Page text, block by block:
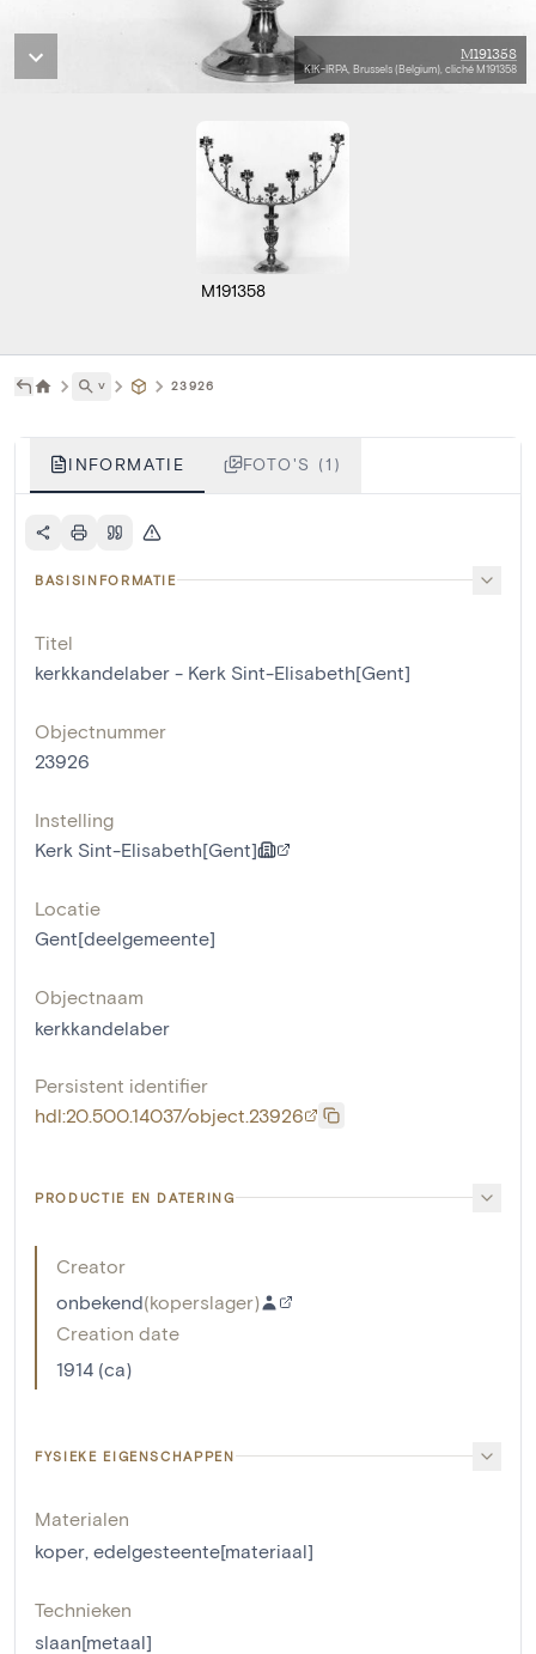
M191358
KIK-IRPA, Brussels (Belgium), cliché M191358
M191358
˅ 23926
INFORMATIE FOTO'S (1)
BASISINFORMATIE
Titel
kerkkandelaber - Kerk Sint-Elisabeth[Gent]
Objectnummer
23926
Instelling
Kerk Sint-Elisabeth[Gent]
Locatie
Gent[deelgemeente]
Objectnaam
kerkkandelaber
Persistent identifier
hdl:20.500.14037/object.23926
PRODUCTIE EN DATERING
Creator
onbekend(koperslager)
Creation date
1914 (ca)
FYSIEKE EIGENSCHAPPEN
Materialen
koper, edelgesteente[materiaal]
Technieken
slaan[metaal]